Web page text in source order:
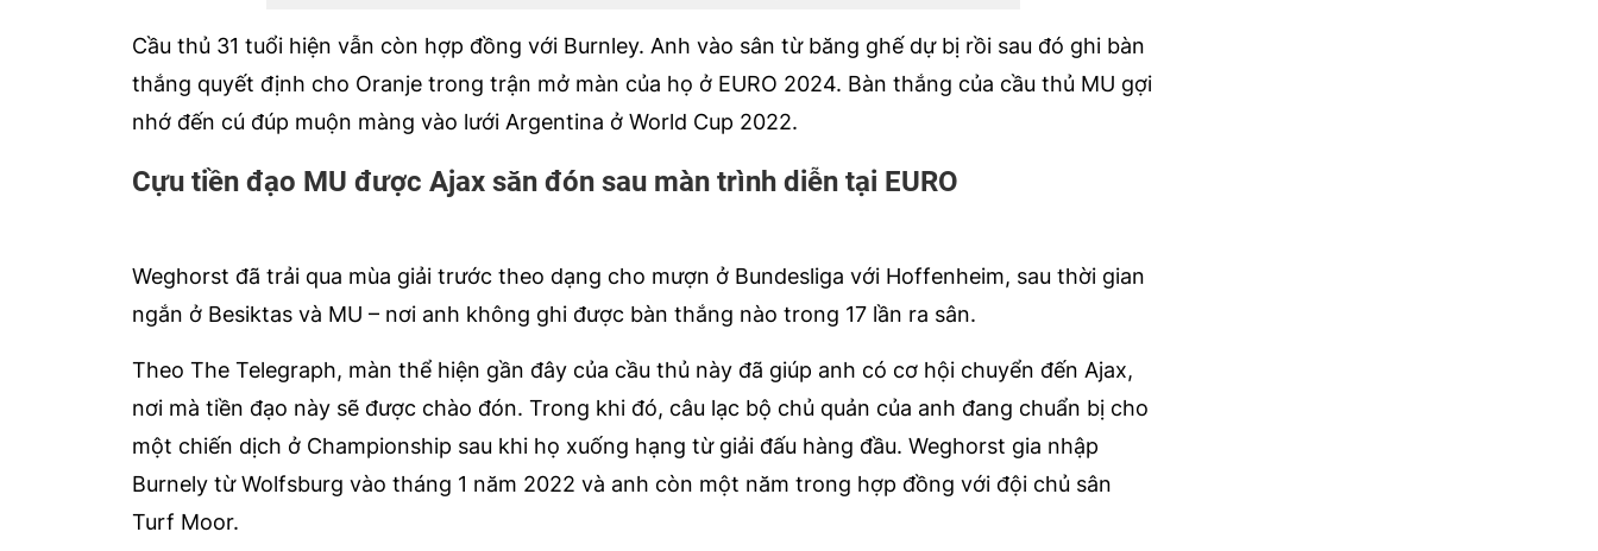
Cầu thủ 31 tuổi hiện vẫn còn hợp đồng với Burnley. Anh vào sân từ băng ghế dự bị rồi sau đó ghi bàn
thắng quyết định cho Oranje trong trận mở màn của họ ở EURO 2024. Bàn thắng của cầu thủ MU gợi
nhớ đến cú đúp muộn màng vào lưới Argentina ở World Cup 2022.
Cựu tiền đạo MU được Ajax săn đón sau màn trình diễn tại EURO
Weghorst đã trải qua mùa giải trước theo dạng cho mượn ở Bundesliga với Hoffenheim, sau thời gian
ngắn ở Besiktas và MU – nơi anh không ghi được bàn thắng nào trong 17 lần ra sân.
Theo The Telegraph, màn thể hiện gần đây của cầu thủ này đã giúp anh có cơ hội chuyển đến Ajax,
nơi mà tiền đạo này sẽ được chào đón. Trong khi đó, câu lạc bộ chủ quản của anh đang chuẩn bị cho
một chiến dịch ở Championship sau khi họ xuống hạng từ giải đấu hàng đầu. Weghorst gia nhập
Burnely từ Wolfsburg vào tháng 1 năm 2022 và anh còn một năm trong hợp đồng với đội chủ sân
Turf Moor.